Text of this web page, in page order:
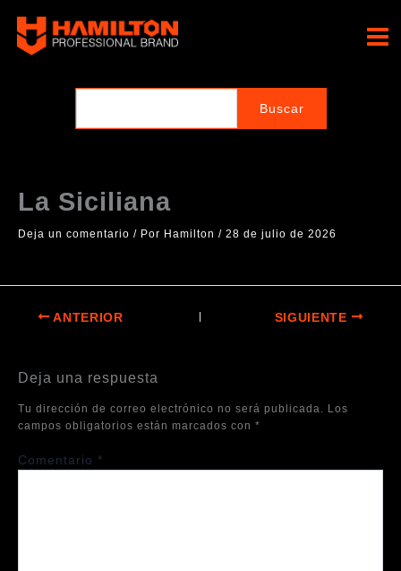
contenido
La Siciliana
Deja un comentario / Por Hamilton / 28 de julio de 2026
ANTERIOR SIGUIENTE
Deja una respuesta
Tu dirección de correo electrónico no será publicada. Los
campos obligatorios están marcados con *
Comentario *